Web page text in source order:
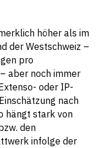
höher als im
der Westschweiz –
pro
aber noch immer
oder IP-
nach
hängt stark von
den
infolge der